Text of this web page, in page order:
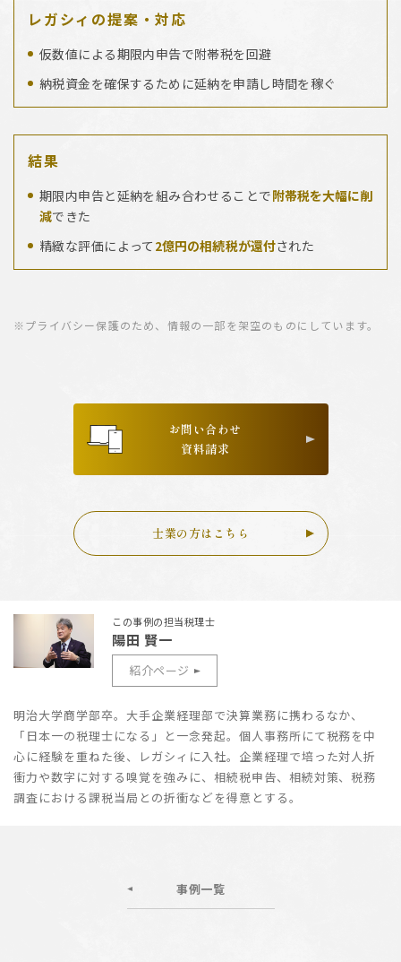
レガシィの提案・対応
仮数値による期限内申告で附帯税を回避
納税資金を確保するために延納を申請し時間を稼ぐ
結果
期限内申告と延納を組み合わせることで附帯税を大幅に削
減できた
精緻な評価によって 2億円の相続税が還付された
※プライバシー保護のため、情報の一部を架空のものにしています。
お問い合わせ
資料請求
士業の方はこちら
この事例の担当税理士
陽田 賢一
紹介ページ
明治大学商学部卒。大手企業経理部で決算業務に携わるなか、
「日本一の税理士になる」と一念発起。個人事務所にて税務を中
心に経験を重ねた後、レガシィに入社。企業経理で培った対人折
衝力や数字に対する嗅覚を強みに、相続税申告、相続対策、税務
調査における課税当局との折衝などを得意とする。
事例一覧